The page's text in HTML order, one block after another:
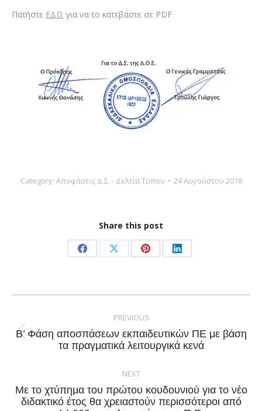
Πατήστε ΕΔΩ για να το κατεβάστε σε PDF
Category: Αποφάσεις Δ.Σ. - Δελτία Τύπου 24 Αυγούστου 2018
Share this post
Share
Facebook
Share
X
Share
Pinterest
Share
LinkedIn
navigation
PREVIOUS
Previous
Β’ Φάση αποσπάσεων εκπαιδευτικών ΠΕ με βάση
τα πραγματικά λειτουργικά κενά
NEXT
Next
Με το χτύπημα του πρώτου κουδουνιού για το νέο
διδακτικό έτος θα χρειαστούν περισσότεροι από